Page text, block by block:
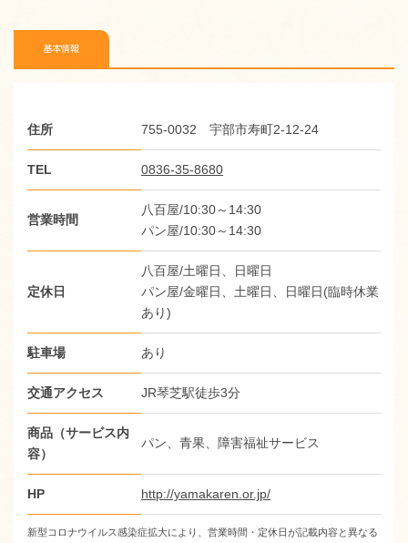
基本情報
住所 755-0032 宇部市寿町2-12-24
TEL 0836-35-8680
営業時間
八百屋/10:30～14:30
パン屋/10:30～14:30
定休日
八百屋/土曜日、日曜日
パン屋/金曜日、土曜日、日曜日(臨時休業
あり)
駐車場 あり
交通アクセス JR琴芝駅徒歩3分
商品（サービス内
容）
パン、青果、障害福祉サービス
HP http://yamakaren.or.jp/
新型コロナウイルス感染症拡大により、営業時間・定休日が記載内容と異なる